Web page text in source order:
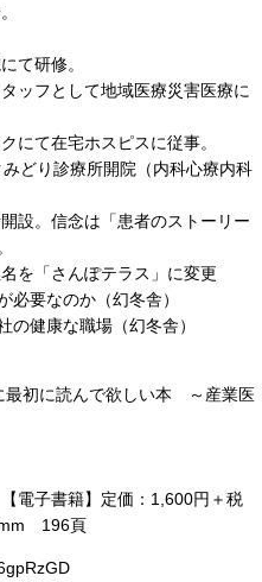
て研修。
ッフとして地域医療災害医療に
にて在宅ホスピスに従事。
どり診療所開院（内科心療内科
設。信念は「患者のストーリー
を「さんぽテラス」に変更
必要なのか（幻冬舎）
健康な職場（幻冬舎）
最初に読んで欲しい本 ～産業医
電子書籍】定価：1,600円＋税
196頁